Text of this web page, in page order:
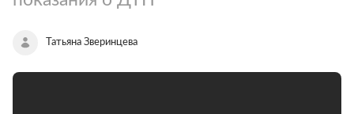
Татьяна Зверинцева